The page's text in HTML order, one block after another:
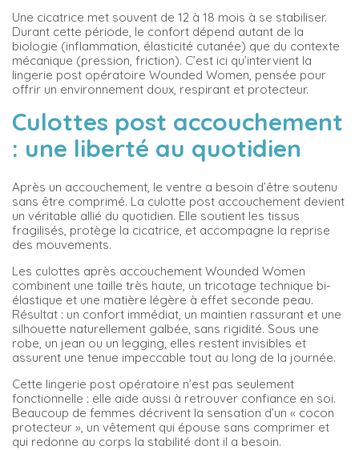
Une cicatrice met souvent de 12 à 18 mois à se stabiliser.
Durant cette période, le confort dépend autant de la
biologie (inflammation, élasticité cutanée) que du contexte
mécanique (pression, friction). C’est ici qu’intervient la
lingerie post opératoire Wounded Women, pensée pour
offrir un environnement doux, respirant et protecteur.
Culottes post accouchement
: une liberté au quotidien
Après un accouchement, le ventre a besoin d’être soutenu
sans être comprimé. La culotte post accouchement devient
un véritable allié du quotidien. Elle soutient les tissus
fragilisés, protège la cicatrice, et accompagne la reprise
des mouvements.
Les culottes après accouchement Wounded Women
combinent une taille très haute, un tricotage technique bi-
élastique et une matière légère à effet seconde peau.
Résultat : un confort immédiat, un maintien rassurant et une
silhouette naturellement galbée, sans rigidité. Sous une
robe, un jean ou un legging, elles restent invisibles et
assurent une tenue impeccable tout au long de la journée.
Cette lingerie post opératoire n’est pas seulement
fonctionnelle : elle aide aussi à retrouver confiance en soi.
Beaucoup de femmes décrivent la sensation d’un « cocon
protecteur », un vêtement qui épouse sans comprimer et
qui redonne au corps la stabilité dont il a besoin.